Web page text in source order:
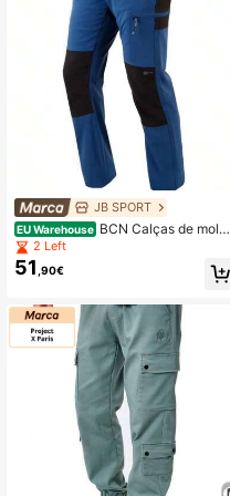
JB SPORT
EU Warehouse BCN Calças de molet
om masculinas
2 Left
51 ,90€